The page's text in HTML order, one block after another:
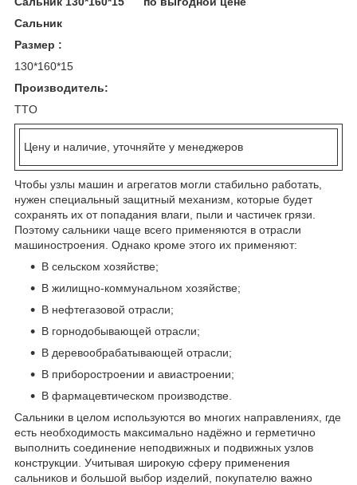
Сальник
Размер :
130*160*15
Производитель:
TTO
Цену и наличие, уточняйте у менеджеров
Чтобы узлы машин и агрегатов могли стабильно работать,
нужен специальный защитный механизм, которые будет
сохранять их от попадания влаги, пыли и частичек грязи.
Поэтому сальники чаще всего применяются в отрасли
машиностроения. Однако кроме этого их применяют:
В сельском хозяйстве;
В жилищно-коммунальном хозяйстве;
В нефтегазовой отрасли;
В горнодобывающей отрасли;
В деревообрабатывающей отрасли;
В приборостроении и авиастроении;
В фармацевтическом производстве.
Сальники в целом используются во многих направлениях, где
есть необходимость максимально надёжно и герметично
выполнить соединение неподвижных и подвижных узлов
конструкции. Учитывая широкую сферу применения
сальников и большой выбор изделий, покупателю важно